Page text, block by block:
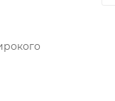
цвет, позволяет